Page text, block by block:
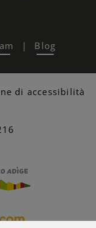
| Blog
di accessibilità